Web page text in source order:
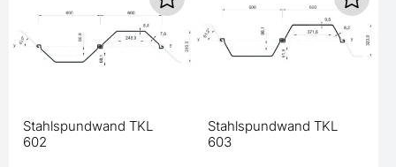
Stahlspundwand TKL
602
Stahlspundwand TKL
603